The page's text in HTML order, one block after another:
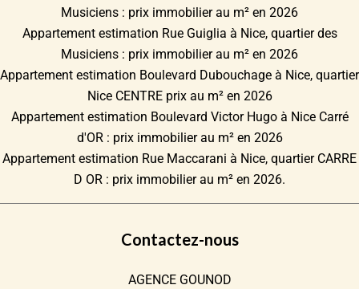
Musiciens : prix immobilier au m² en 2026
Appartement estimation Rue Guiglia à Nice, quartier des
Musiciens : prix immobilier au m² en 2026
Appartement estimation Boulevard Dubouchage à Nice, quartier
Nice CENTRE prix au m² en 2026
Appartement estimation Boulevard Victor Hugo à Nice Carré
d'OR : prix immobilier au m² en 2026
Appartement estimation Rue Maccarani à Nice, quartier CARRE
D OR : prix immobilier au m² en 2026.
Contactez-nous
AGENCE GOUNOD